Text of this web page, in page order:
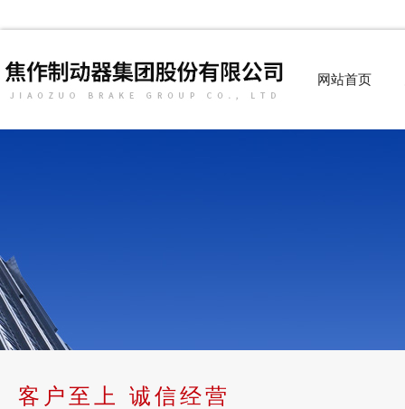
网站首页
客户至上 诚信经营